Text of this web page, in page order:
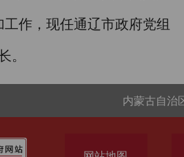
工作，现任通辽市政府党组
。
内蒙古自治